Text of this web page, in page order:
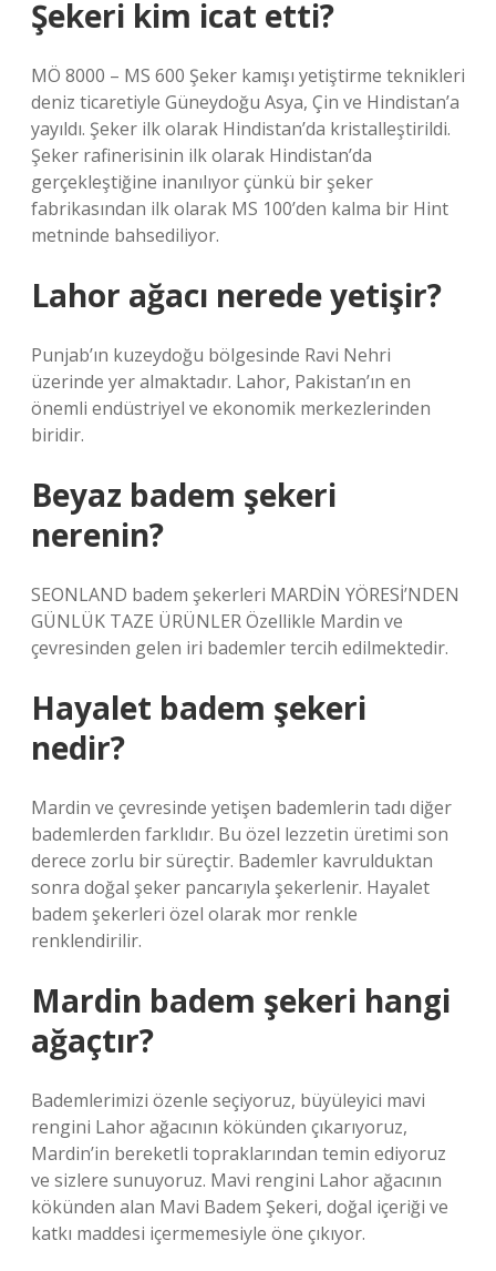
Şekeri kim icat etti?
MÖ 8000 – MS 600 Şeker kamışı yetiştirme teknikleri
deniz ticaretiyle Güneydoğu Asya, Çin ve Hindistan’a
yayıldı. Şeker ilk olarak Hindistan’da kristalleştirildi.
Şeker rafinerisinin ilk olarak Hindistan’da
gerçekleştiğine inanılıyor çünkü bir şeker
fabrikasından ilk olarak MS 100’den kalma bir Hint
metninde bahsediliyor.
Lahor ağacı nerede yetişir?
Punjab’ın kuzeydoğu bölgesinde Ravi Nehri
üzerinde yer almaktadır. Lahor, Pakistan’ın en
önemli endüstriyel ve ekonomik merkezlerinden
biridir.
Beyaz badem şekeri
nerenin?
SEONLAND badem şekerleri MARDİN YÖRESİ’NDEN
GÜNLÜK TAZE ÜRÜNLER Özellikle Mardin ve
çevresinden gelen iri bademler tercih edilmektedir.
Hayalet badem şekeri
nedir?
Mardin ve çevresinde yetişen bademlerin tadı diğer
bademlerden farklıdır. Bu özel lezzetin üretimi son
derece zorlu bir süreçtir. Bademler kavrulduktan
sonra doğal şeker pancarıyla şekerlenir. Hayalet
badem şekerleri özel olarak mor renkle
renklendirilir.
Mardin badem şekeri hangi
ağaçtır?
Bademlerimizi özenle seçiyoruz, büyüleyici mavi
rengini Lahor ağacının kökünden çıkarıyoruz,
Mardin’in bereketli topraklarından temin ediyoruz
ve sizlere sunuyoruz. Mavi rengini Lahor ağacının
kökünden alan Mavi Badem Şekeri, doğal içeriği ve
katkı maddesi içermemesiyle öne çıkıyor.